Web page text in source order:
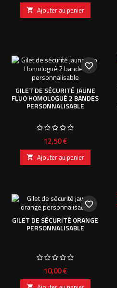
 Ajouter au panier
GILET DE SÉCURITÉ JAUNE
FLUO HOMOLOGUÉ 2 BANDES
PERSONNALISABLE
Prix
12,50 €
 Ajouter au panier
favorite_border
GILET DE SÉCURITÉ ORANGE
PERSONNALISABLE
Prix
10,00 €
favorite_border